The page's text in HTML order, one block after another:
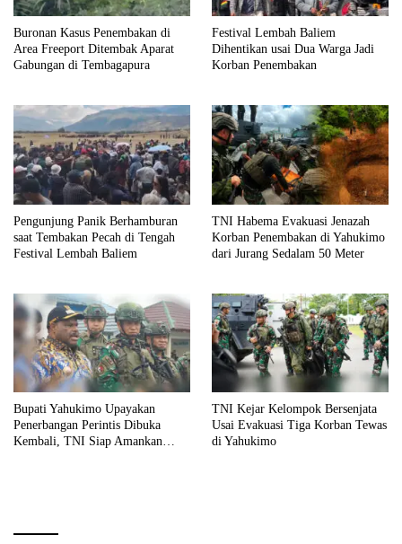
Buronan Kasus Penembakan di
Area Freeport Ditembak Aparat
Gabungan di Tembagapura
Festival Lembah Baliem
Dihentikan usai Dua Warga Jadi
Korban Penembakan
Pengunjung Panik Berhamburan
saat Tembakan Pecah di Tengah
Festival Lembah Baliem
TNI Habema Evakuasi Jenazah
Korban Penembakan di Yahukimo
dari Jurang Sedalam 50 Meter
Bupati Yahukimo Upayakan
Penerbangan Perintis Dibuka
Kembali, TNI Siap Amankan
TNI Kejar Kelompok Bersenjata
Usai Evakuasi Tiga Korban Tewas
di Yahukimo